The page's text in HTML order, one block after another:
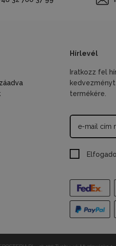
Hírlevél
Iratkozz fel
termékére.